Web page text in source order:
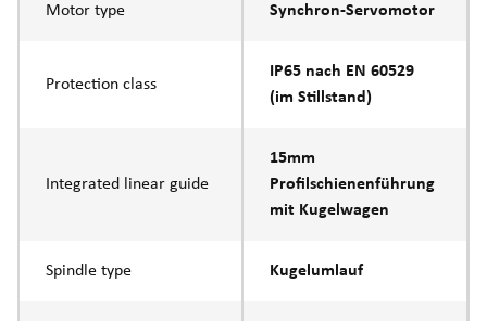
Motor type Synchron-Servomotor
Protection class
IP65 nach EN 60529
(im Stillstand)
Integrated linear guide
15mm
Profilschienenführung
mit Kugelwagen
Spindle type Kugelumlauf